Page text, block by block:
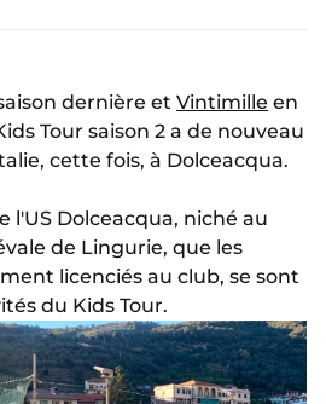
dernière et Vintimille en
Tour saison 2 a de nouveau
cette fois, à Dolceacqua.
l'US Dolceacqua, niché au
de Lingurie, que les
licenciés au club, se sont
du Kids Tour.